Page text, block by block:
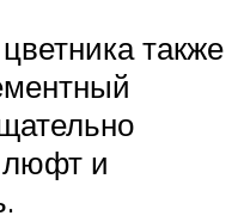
также
люфт и